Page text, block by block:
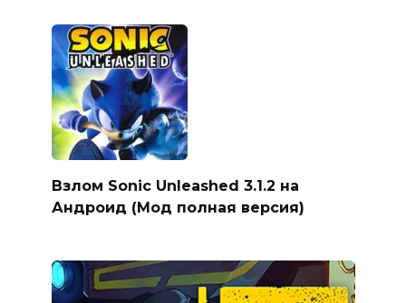
Взлом Sonic Unleashed 3.1.2 на
Андроид (Мод полная версия)